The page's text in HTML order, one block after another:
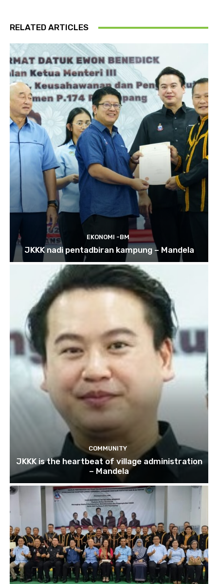
RELATED ARTICLES
EKONOMI -BM
JKKK nadi pentadbiran kampung – Mandela
COMMUNITY
JKKK is the heartbeat of village administration
– Mandela